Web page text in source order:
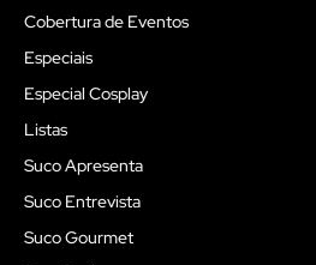
Cobertura de Eventos
Especiais
Especial Cosplay
Listas
Suco Apresenta
Suco Entrevista
Suco Gourmet